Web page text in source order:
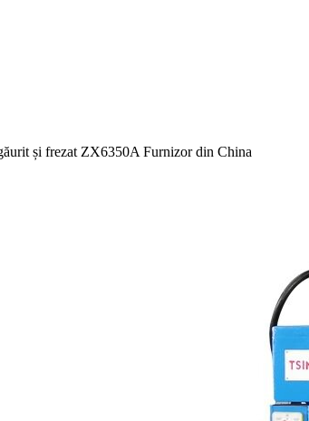
și frezat ZX6350A Furnizor din China